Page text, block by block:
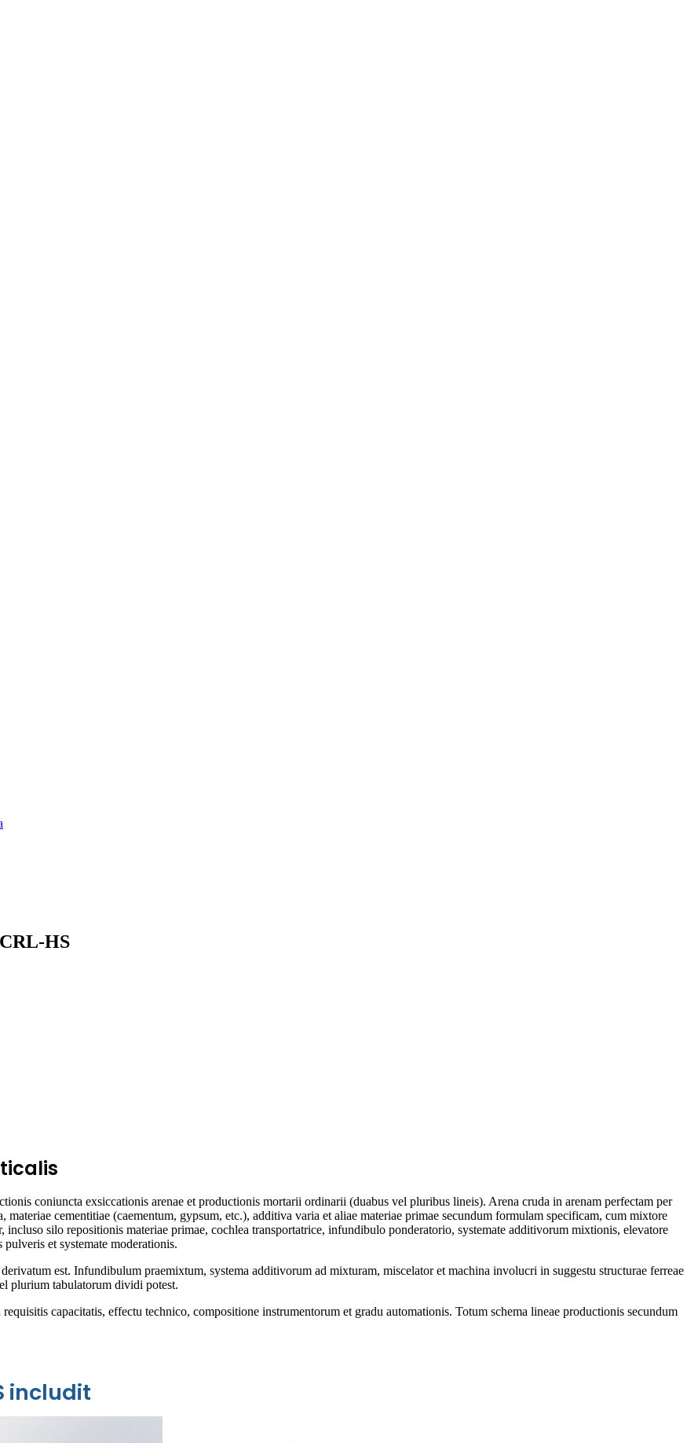
HS
coniuncta exsiccationis arenae et productionis mortarii ordinarii (duabus vel pluribus lineis). Arena cruda in arenam perfectam per
cementitiae (caementum, gypsum, etc.), additiva varia et aliae materiae primae secundum formulam specificam, cum mixtore
silo repositionis materiae primae, cochlea transportatrice, infundibulo ponderatorio, systemate additivorum mixtionis, elevatore
et systemate moderationis.
est. Infundibulum praemixtum, systema additivorum ad mixturam, miscelator et machina involucri in suggestu structurae ferreae
plurium tabulatorum dividi potest.
capacitatis, effectu technico, compositione instrumentorum et gradu automationis. Totum schema lineae productionis secundum
includit